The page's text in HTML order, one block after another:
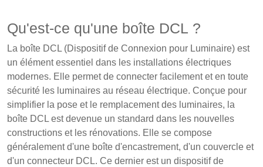
Qu'est-ce qu'une boîte DCL ?
La boîte DCL (Dispositif de Connexion pour Luminaire) est
un élément essentiel dans les installations électriques
modernes. Elle permet de connecter facilement et en toute
sécurité les luminaires au réseau électrique. Conçue pour
simplifier la pose et le remplacement des luminaires, la
boîte DCL est devenue un standard dans les nouvelles
constructions et les rénovations. Elle se compose
généralement d'une boîte d'encastrement, d'un couvercle et
d'un connecteur DCL. Ce dernier est un dispositif de